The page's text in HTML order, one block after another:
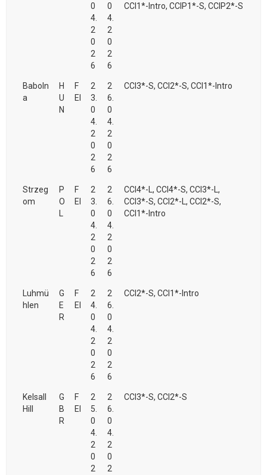
0
4.
2
0
2
6
0
4.
2
0
2
6
CCI1*-Intro, CCIP1*-S, CCIP2*-S
Baboln
a
H
U
N
F
EI
2
3.
0
4.
2
0
2
6
2
6.
0
4.
2
0
2
6
CCI3*-S, CCI2*-S, CCI1*-Intro
Strzeg
om
P
O
F
EI
2
3.
0
4.
2
0
2
6
2
6.
0
4.
2
0
2
6
CCI4*-L, CCI4*-S, CCI3*-L,
CCI3*-S, CCI2*-L, CCI2*-S,
CCI1*-Intro
Luhmü
hlen
G
E
R
F
EI
2
4.
0
4.
2
0
2
6
2
6.
0
4.
2
0
2
6
CCI2*-S, CCI1*-Intro
Kelsall
Hill
G
B
R
F
EI
2
5.
0
4.
2
0
2
2
6.
0
4.
2
0
2
CCI3*-S, CCI2*-S